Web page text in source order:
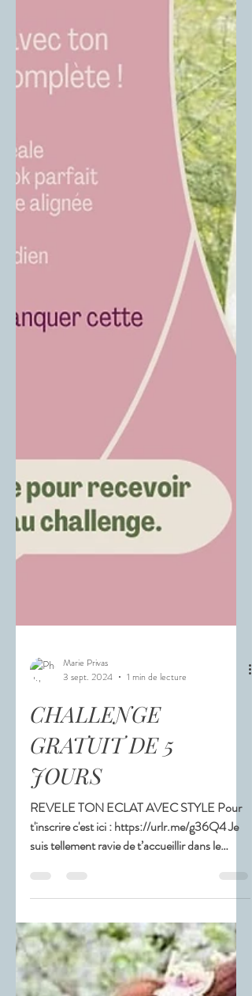
Marie Privas
CHALLENGE
GRATUIT DE 5
JOURS
REVELE TON ECLAT AVEC STYLE Pour
t'inscrire c'est ici : https://urlr.me/g36Q4 Je
suis tellement ravie de t’accueillir dans le
challenge...